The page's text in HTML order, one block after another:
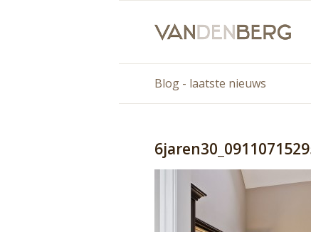
Blog - laatste nieuws